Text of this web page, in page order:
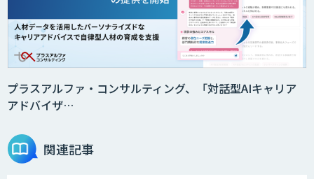
プラスアルファ・コンサルティング、「対話型AIキャリア
アドバイザ…
関連記事